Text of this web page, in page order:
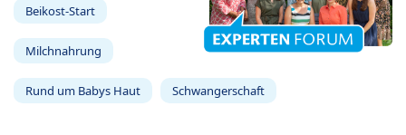
Beikost-Start
Milchnahrung
Rund um Babys Haut Schwangerschaft